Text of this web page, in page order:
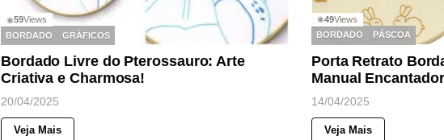
◉59Views
BORDADO
GRÁFICOS
Bordado Livre do Pterossauro: Arte
Criativa e Charmosa!
20/04/2025
Veja Mais
◉49Views
BORDADO
PÁSCOA
Porta Retrato
Manual
14/04/2025
Veja Mais